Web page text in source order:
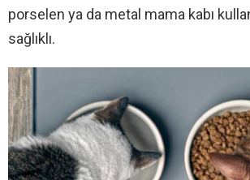
porselen ya da metal mama kabı
sağlıklı.